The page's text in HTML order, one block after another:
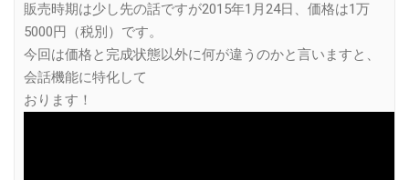
販売時期は少し先の話ですが2015年1月24日、価格は1万
5000円（税別）です。
今回は価格と完成状態以外に何が違うのかと言いますと、
会話機能に特化して
おります！